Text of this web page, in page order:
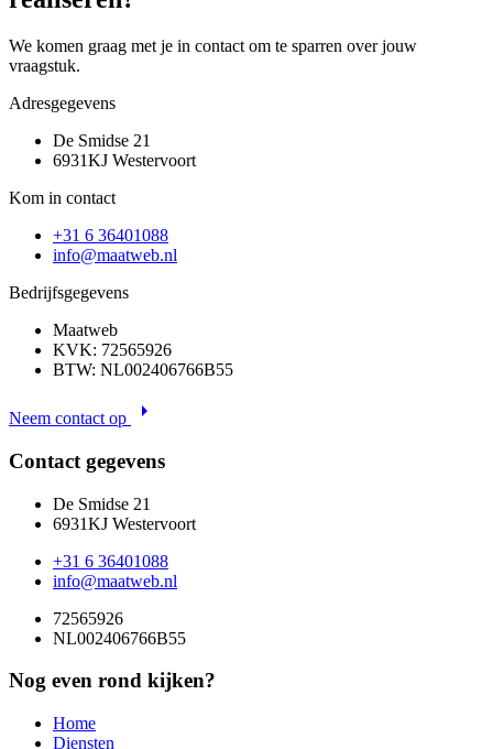
We komen graag met je in contact om te sparren over jouw
vraagstuk.
Adresgegevens
De Smidse 21
6931KJ Westervoort
Kom in contact
+31 6 36401088
info@maatweb.nl
Bedrijfsgegevens
Maatweb
KVK: 72565926
BTW: NL002406766B55
Neem contact op arrow_right
Contact gegevens
De Smidse 21
6931KJ Westervoort
+31 6 36401088
info@maatweb.nl
72565926
NL002406766B55
Nog even rond kijken?
Home
Diensten